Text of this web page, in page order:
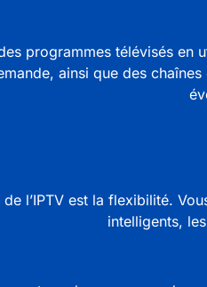
programmes télévisés
ainsi que des
l’IPTV est la flexibilité.
intelligents,